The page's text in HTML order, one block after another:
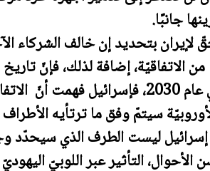
جانبًا.
بتحديد إن خالف الشركاء
الاتفاقيّة، إضافة لذلك، فإنّ تاريخ
سيكون بعد 8 سنوات، أي في عام 2030، فإسرائيل
سيتمّ وفق ما ترتأيه الأطراف
إسرائيل ليست الطرف الذي سيحدّد
الأحوال، التأثير عبر اللوبيّ